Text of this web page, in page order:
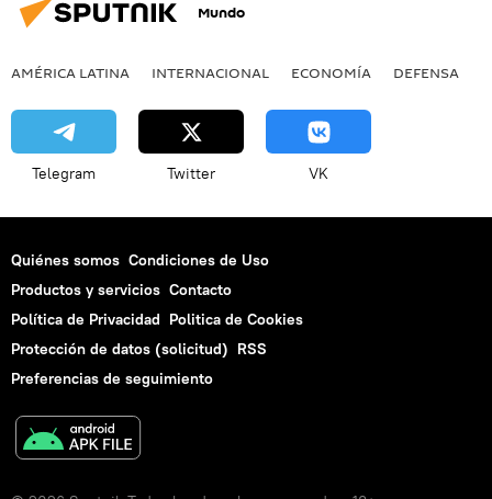
Mundo
AMÉRICA LATINA INTERNACIONAL ECONOMÍA DEFENSA
Telegram Twitter VK
Quiénes somos Condiciones de Uso
Productos y servicios Contacto
Política de Privacidad Politica de Cookies
Protección de datos (solicitud) RSS
Preferencias de seguimiento